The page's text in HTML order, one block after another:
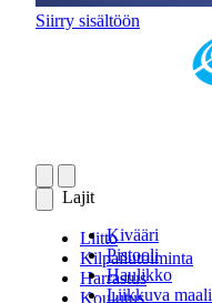
Siirry sisältöön
Lajit
Kivääri
Pistooli
Haulikko
Liikkuva maali
Liitto
Kilpailutoiminta
Harrastus
Koulutus